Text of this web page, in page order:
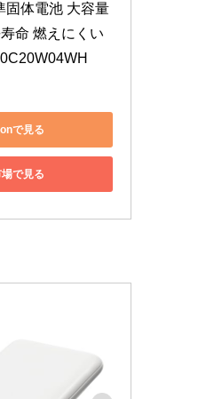
固体電池 大容量
命 燃えにくい
で見る
で見る